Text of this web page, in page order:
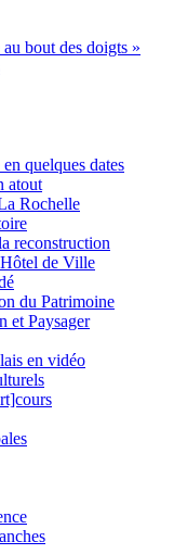
bout des doigts »
quelques dates
atout
Rochelle
reconstruction
de Ville
du Patrimoine
et Paysager
en vidéo